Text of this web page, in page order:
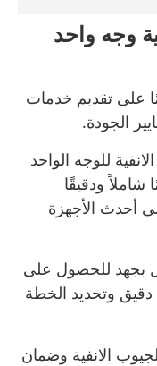
وجه واحد
على تقديم خدمات
الجودة.
للوجه الواحد
شاملاً ودقيقًا
أحدث الأجهزة
بجهد للحصول على
وتحديد الخطة
الانفية وضمان